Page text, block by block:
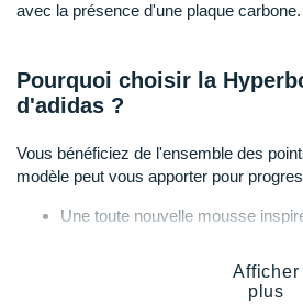
avec la présence d'une plaque carbone.
Pourquoi choisir la
d'adidas ?
Vous bénéficiez de l'ensemble des
modèle peut vous apporter pour
Une toute nouvelle mousse
Un retour d'énergie appréciable
Afficher
plus
Ta Energy
The North Face
Thuasne
Under Armour